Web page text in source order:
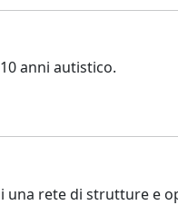
anni autistico.
una rete di strutture e